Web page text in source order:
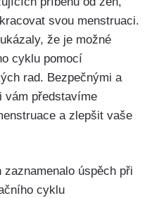
svou menstruaci.
že je ‍možné
cyklu pomocí
rad. Bezpečnými‌ a
vám představíme
a zlepšit ⁢vaše
zaznamenalo úspěch‍ při
cyklu